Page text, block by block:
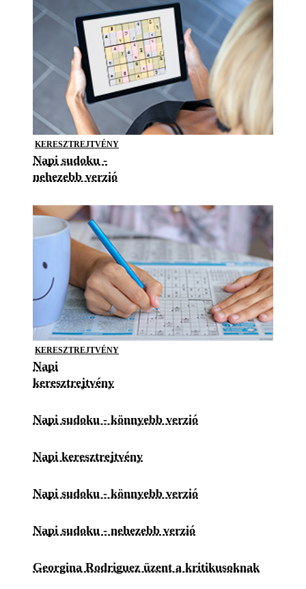
KERESZTREJTVÉNY
Napi sudoku -
nehezebb verzió
KERESZTREJTVÉNY
Napi
keresztrejtvény
Napi sudoku - könnyebb verzió
Napi keresztrejtvény
Napi sudoku - könnyebb verzió
Napi sudoku - nehezebb verzió
Georgina Rodriguez üzent a kritikusoknak